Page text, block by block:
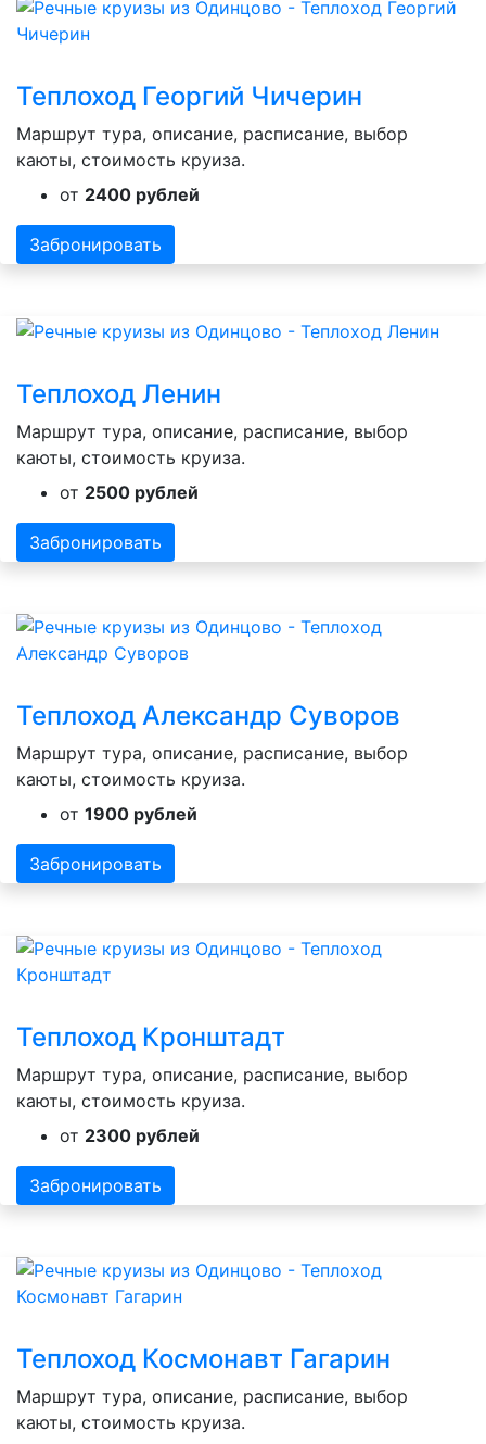
Теплоход Георгий Чичерин
Маршрут тура, описание, расписание, выбор
каюты, стоимость круиза.
от 2400 рублей
Забронировать
Теплоход Ленин
Маршрут тура, описание, расписание, выбор
каюты, стоимость круиза.
от 2500 рублей
Забронировать
Теплоход Александр Суворов
Маршрут тура, описание, расписание, выбор
каюты, стоимость круиза.
от 1900 рублей
Забронировать
Теплоход Кронштадт
Маршрут тура, описание, расписание, выбор
каюты, стоимость круиза.
от 2300 рублей
Забронировать
Теплоход Космонавт Гагарин
Маршрут тура, описание, расписание, выбор
каюты, стоимость круиза.